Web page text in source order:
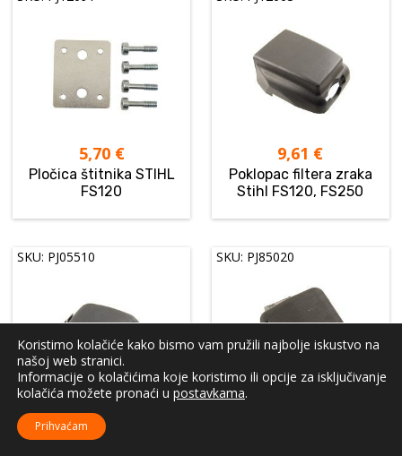
5,70 €
Pločica štitnika STIHL
FS120
9,61 €
Poklopac filtera zraka
Stihl FS120, FS250
SKU: PJ05510
8,32
Poklopac filtera zraka
SKU: PJ85020
Koristimo kolačiće kako bismo vam pružili najbolje iskustvo na
našoj web stranici.
Informacije o kolačićima koje koristimo ili opcije za isključivanje
kolačića možete pronaći u postavkama.
Prihvaćam